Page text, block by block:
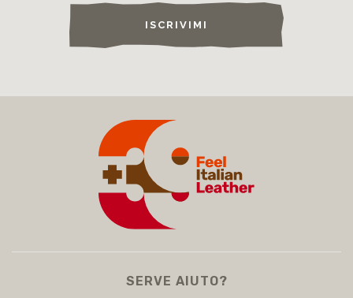
ISCRIVIMI
SERVE AIUTO?